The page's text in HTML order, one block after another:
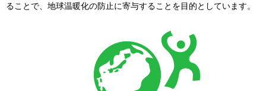
ることで、地球温暖化の防止に寄与することを目的としています。